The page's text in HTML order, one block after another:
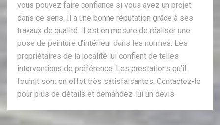
vous pouvez faire confiance si vous avez un projet
dans ce sens. Il a une bonne réputation grâce à ses
travaux de qualité. Il est en mesure de réaliser une
pose de peinture d’intérieur dans les normes. Les
propriétaires de la localité lui confient de telles
interventions de préférence. Les prestations qu’il
fournit sont en effet très satisfaisantes. Contactez-le
pour plus de détails et demandez-lui un devis.